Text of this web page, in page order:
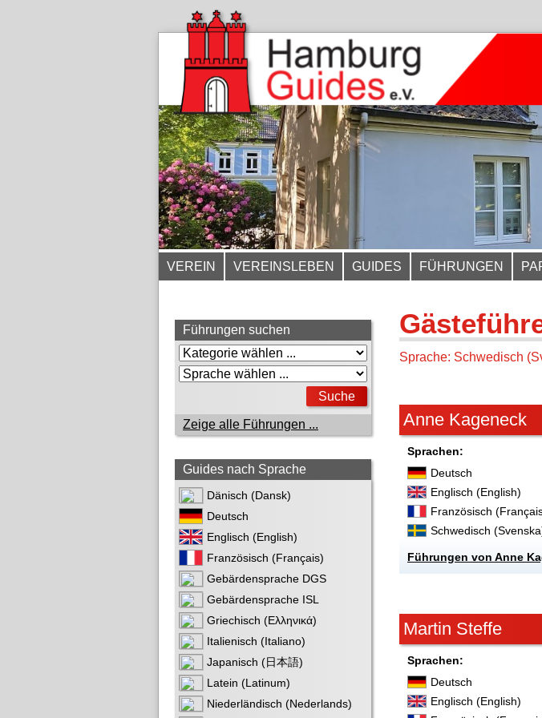
VEREIN VEREINSLEBEN GUIDES FÜHRUNGEN
Sprache: Schwedisch
Anne Kageneck
Sprachen:
Deutsch
Englisch (English)
Französisch
Schwedisch
Führungen von Anne
Martin Steffe
Sprachen:
Deutsch
Englisch (English)
Führungen suchen
Zeige alle Führungen ...
Guides nach Sprache
Dänisch (Dansk)
Deutsch
Englisch (English)
Französisch (Français)
Gebärdensprache DGS
Gebärdensprache ISL
Griechisch (Ελληνικά)
Italienisch (Italiano)
Japanisch (日本語)
Latein (Latinum)
Niederländisch (Nederlands)